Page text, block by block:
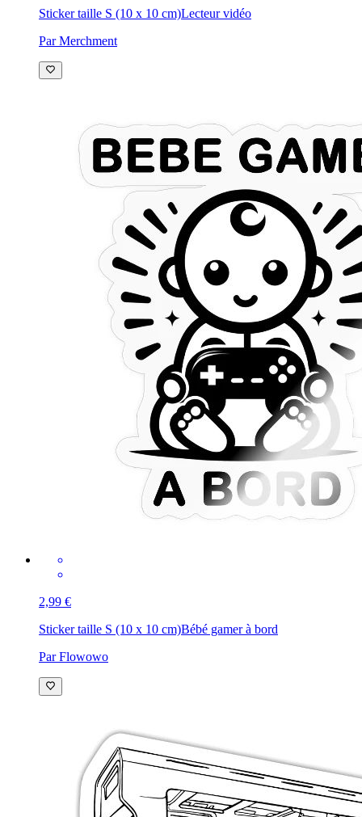
Sticker taille S (10 x 10 cm)Lecteur vidéo
Par Merchment
2,99 €
Sticker taille S (10 x 10 cm)Bébé gamer à bord
Par Flowowo